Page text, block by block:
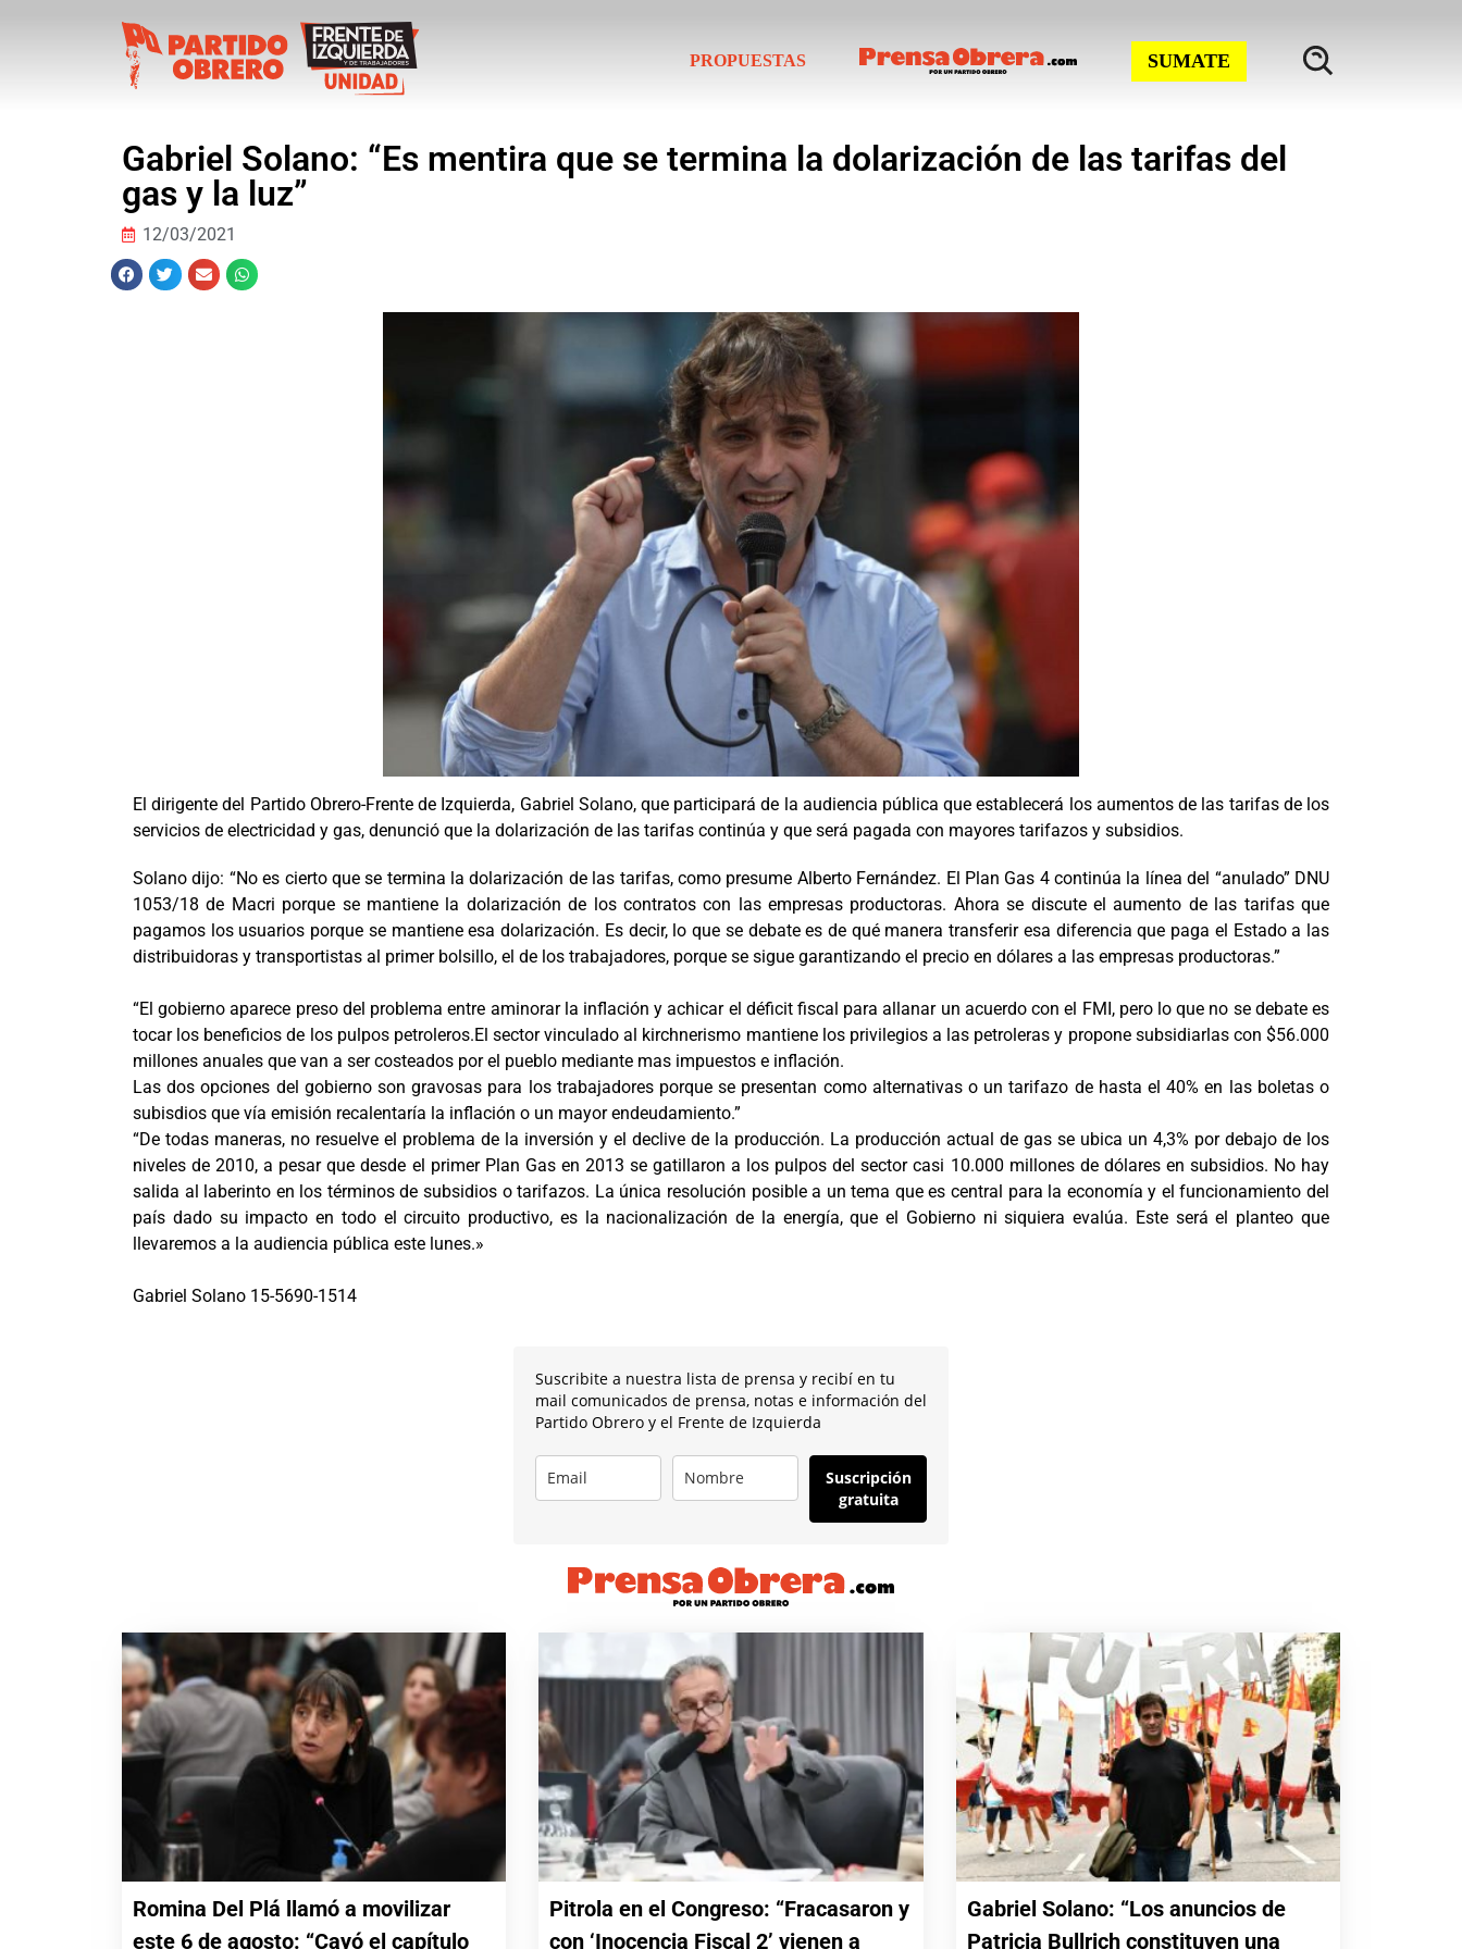
PROPUESTAS SUMATE
Gabriel Solano: “Es mentira que se termina la dolarización de las tarifas del
gas y la luz”
12/03/2021
El dirigente del Partido Obrero-Frente de Izquierda, Gabriel Solano, que participará de la audiencia pública que establecerá los aumentos de las tarifas de los
servicios de electricidad y gas, denunció que la dolarización de las tarifas continúa y que será pagada con mayores tarifazos y subsidios.
Solano dijo: “No es cierto que se termina la dolarización de las tarifas, como presume Alberto Fernández. El Plan Gas 4 continúa la línea del “anulado” DNU
1053/18 de Macri porque se mantiene la dolarización de los contratos con las empresas productoras. Ahora se discute el aumento de las tarifas que
pagamos los usuarios porque se mantiene esa dolarización. Es decir, lo que se debate es de qué manera transferir esa diferencia que paga el Estado a las
distribuidoras y transportistas al primer bolsillo, el de los trabajadores, porque se sigue garantizando el precio en dólares a las empresas productoras.”
“El gobierno aparece preso del problema entre aminorar la inflación y achicar el déficit fiscal para allanar un acuerdo con el FMI, pero lo que no se debate es
tocar los beneficios de los pulpos petroleros.El sector vinculado al kirchnerismo mantiene los privilegios a las petroleras y propone subsidiarlas con $56.000
millones anuales que van a ser costeados por el pueblo mediante mas impuestos e inflación.
Las dos opciones del gobierno son gravosas para los trabajadores porque se presentan como alternativas o un tarifazo de hasta el 40% en las boletas o
subisdios que vía emisión recalentaría la inflación o un mayor endeudamiento.”
“De todas maneras, no resuelve el problema de la inversión y el declive de la producción. La producción actual de gas se ubica un 4,3% por debajo de los
niveles de 2010, a pesar que desde el primer Plan Gas en 2013 se gatillaron a los pulpos del sector casi 10.000 millones de dólares en subsidios. No hay
salida al laberinto en los términos de subsidios o tarifazos. La única resolución posible a un tema que es central para la economía y el funcionamiento del
país dado su impacto en todo el circuito productivo, es la nacionalización de la energía, que el Gobierno ni siquiera evalúa. Este será el planteo que
llevaremos a la audiencia pública este lunes.»
Gabriel Solano 15-5690-1514
Suscribite a nuestra lista de prensa y recibí en tu
mail comunicados de prensa, notas e información del
Partido Obrero y el Frente de Izquierda
Suscripción
gratuita
Romina Del Plá llamó a movilizar
este 6 de agosto: “Cayó el capítulo
Pitrola en el Congreso: “Fracasaron y
con ‘Inocencia Fiscal 2’ vienen a
Gabriel Solano: “Los anuncios de
Patricia Bullrich constituyen una